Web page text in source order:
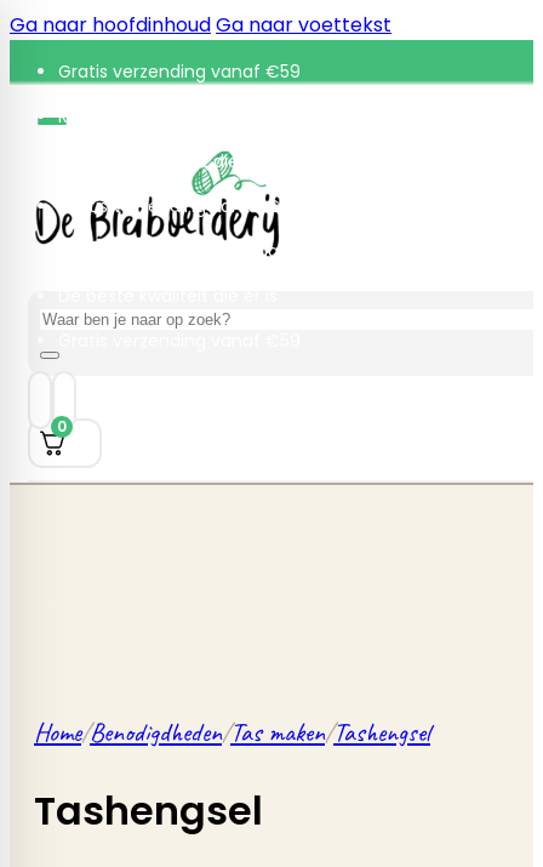
Ga naar hoofdinhoudGa naar voettekst
Gratis verzending vanaf €59
Retourneren binnen 30 dagen
De beste kwaliteit die er is
Gratis verzending vanaf €59
Retourneren binnen 30 dagen
Zoeken
0
Home/Benodigdheden/Tas maken/Tashengsel
Tashengsel